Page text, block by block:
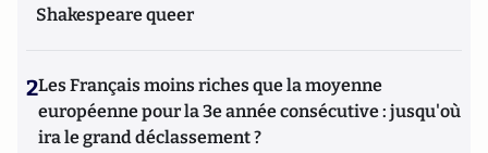
Shakespeare queer
2Les Français moins riches que la moyenne
européenne pour la 3e année consécutive : jusqu'où
ira le grand déclassement ?